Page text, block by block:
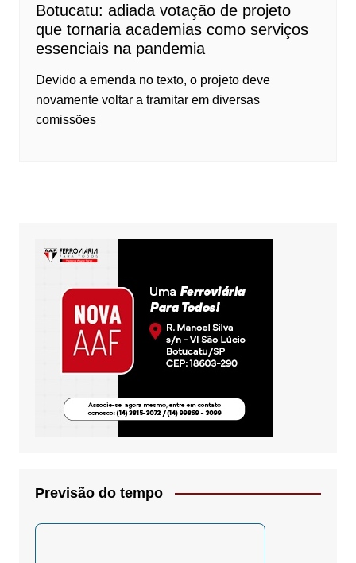
Botucatu: adiada votação de projeto
que tornaria academias como serviços
essenciais na pandemia
Devido a emenda no texto, o projeto deve
novamente voltar a tramitar em diversas
comissões
Previsão do tempo